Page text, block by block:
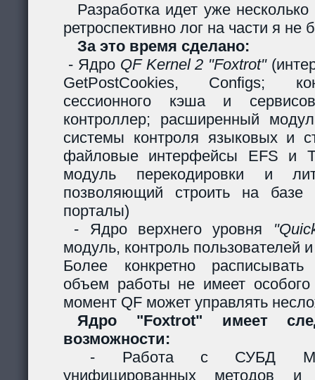
Разработка идет уже
ретроспективно лог на части я не
За это время сделано:
- Ядро QF Kernel 2 "Foxtrot"
GetPostCookies, Configs;
сессионного кэша и
контроллер; расширенный
системы контроля языковых и
файловые интерфейсы EFS и
модуль перекодировки и
позволяющий строить на базе
порталы)
- Ядро верхнего уровня
модуль, контроль пользователей и
Более конкретно
объем работы не имеет
момент QF может управлять
Ядро "Foxtrot" имеет
возможности:
- Работа с СУБД
унифицированных методов и